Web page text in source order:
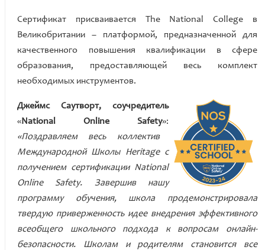
Сертификат присваивается The National College в
Великобритании – платформой, предназначенной для
качественного повышения квалификации в сфере
образования, предоставляющей весь комплект
необходимых инструментов.
Джеймс Саутворт, соучредитель
«National Online Safety»:
«Поздравляем весь коллектив
Международной Школы Heritage с
получением сертификации National
Online Safety. Завершив нашу
программу обучения, школа продемонстрировала
твердую приверженность идее внедрения эффективного
всеобщего школьного подхода к вопросам онлайн-
безопасности. Школам и родителям становится все